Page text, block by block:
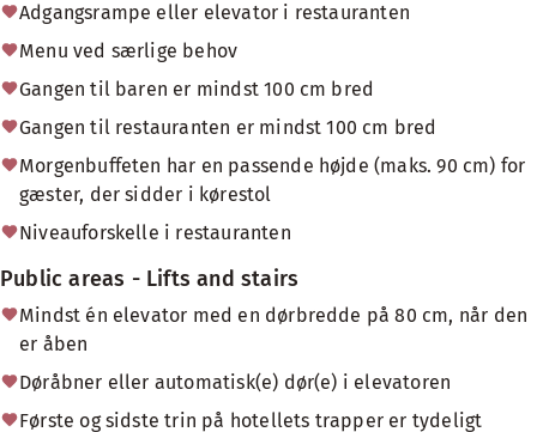
Adgangsrampe eller elevator i restauranten
Menu ved særlige behov
Gangen til baren er mindst 100 cm bred
Gangen til restauranten er mindst 100 cm bred
Morgenbuffeten har en passende højde (maks. 90 cm) for
gæster, der sidder i kørestol
Niveauforskelle i restauranten
Public areas - Lifts and stairs
Mindst én elevator med en dørbredde på 80 cm, når den
er åben
Døråbner eller automatisk(e) dør(e) i elevatoren
Første og sidste trin på hotellets trapper er tydeligt